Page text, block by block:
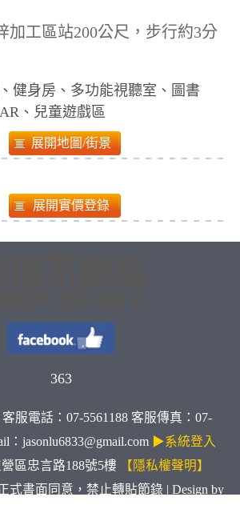
工區站200公尺，步行約3分
健身房、多功能視聽室、圖書
、兒童遊戲區
363
服電話：07-5561188 客服傳真：07-
：jasonlu6833@gmail.com ▶系統登入
區忠言路188號5樓
【隱私權聲明】
式書面同意，禁止轉貼節錄 | Design by